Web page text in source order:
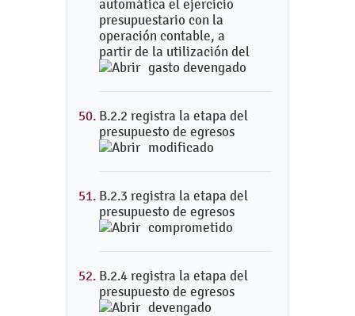
automática el ejercicio
presupuestario con la
operación contable, a
partir de la utilización del
gasto devengado
B.2.2 registra la etapa del
presupuesto de egresos
modificado
B.2.3 registra la etapa del
presupuesto de egresos
comprometido
B.2.4 registra la etapa del
presupuesto de egresos
devengado